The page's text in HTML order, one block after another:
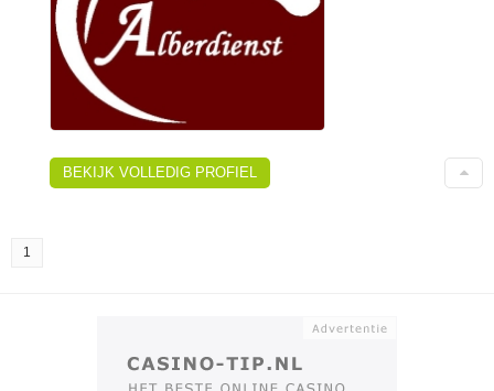
BEKIJK VOLLEDIG PROFIEL
1